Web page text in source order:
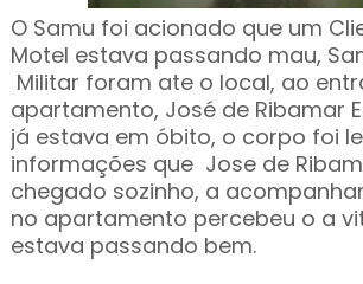
O Samu foi acionado que um
Motel estava passando mau,
Militar foram ate o local, ao
apartamento, José de Ribamar
já estava em óbito, o corpo foi
informações que Jose de
chegado sozinho, a
no apartamento percebeu o a
estava passando bem.